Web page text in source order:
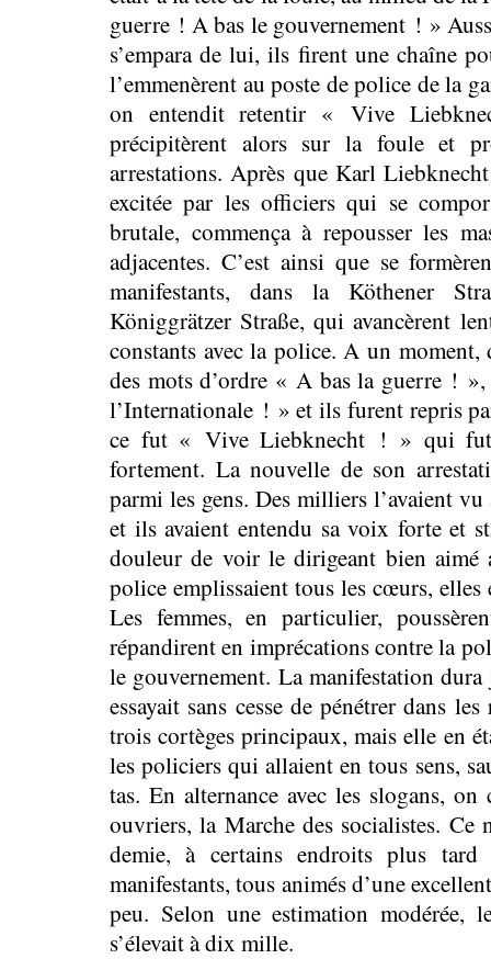
guerre ! A bas le gouvernement ! »
s’empara de lui, ils firent une chaîne
l’emmenèrent au poste de police de la
on entendit retentir « Vive
précipitèrent alors sur la foule et
arrestations. Après que Karl
excitée par les officiers qui se
brutale, commença à repousser les
adjacentes. C’est ainsi que se
manifestants, dans la Köthener
Königgrätzer Straße, qui avancèrent
constants avec la police. A un moment,
des mots d’ordre « A bas la guerre !
l’Internationale ! » et ils furent repris
ce fut « Vive Liebknecht ! » qui fut
fortement. La nouvelle de son
parmi les gens. Des milliers l’avaient
et ils avaient entendu sa voix forte et
douleur de voir le dirigeant bien aimé
police emplissaient tous les cœurs, elles
Les femmes, en particulier,
répandirent en imprécations contre la
le gouvernement. La manifestation
essayait sans cesse de pénétrer dans
trois cortèges principaux, mais elle en
les policiers qui allaient en tous sens,
tas. En alternance avec les slogans,
ouvriers, la Marche des socialistes. Ce
demie, à certains endroits plus
manifestants, tous animés d’une
peu. Selon une estimation modérée,
s’élevait à dix mille.